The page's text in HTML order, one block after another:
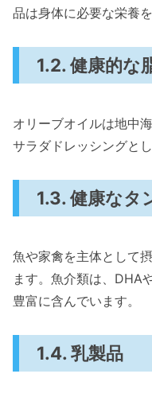
品は身体に必要な栄養
1.2. 健康的な
オリーブオイルは地中
サラダドレッシングと
1.3. 健康なタ
魚や家禽を主体として
ます。魚介類は、DHA
豊富に含んでいます。
1.4. 乳製品